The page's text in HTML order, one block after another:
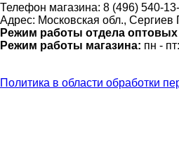
Телефон магазина: 8 (496) 540-
Адрес: Московская обл.,
Режим работы отдела
Режим работы магазина: пн -
Политика в области обработки